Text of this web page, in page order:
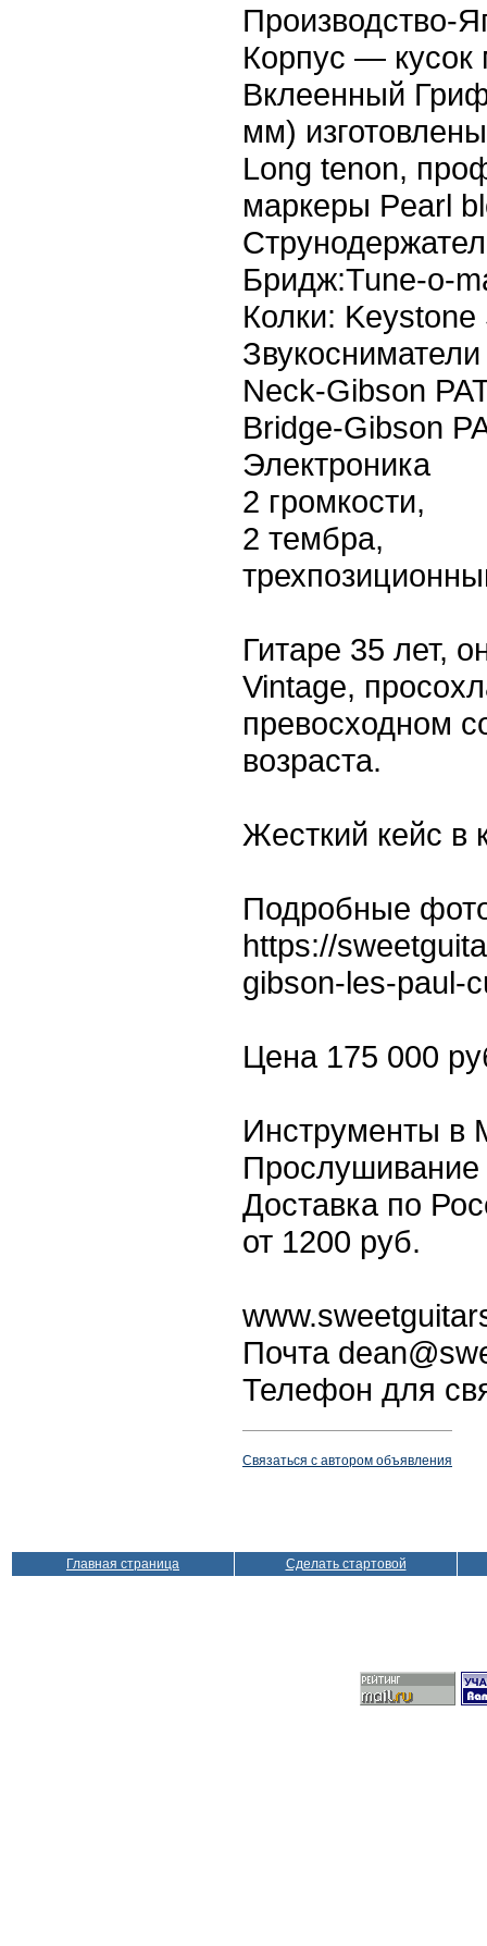
Производство-
Корпус — кусок
Вклеенный
мм)
Long tenon,
маркеры Pearl
Бридж:Tune-o-
Колки: Keystone
Neck-Gibson
Bridge-Gibson
Электроника
2 громкости,
2 тембра,
Гитаре 35 лет,
Vintage,
превосходном
возраста.
Жесткий кейс в
Подробные
https://
gibson-les-paul-
Цена 175 000
Инструменты в
Прослушивание
Доставка по
от 1200 руб.
Почта
Телефон для
Связаться с автором объявления
Главная страница Сделать стартовой